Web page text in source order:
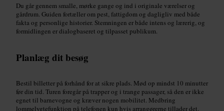
Du går gennem smalle, mørke gange og ind i originale værelser og
gårdrum. Guiden fortæller om pest, fattigdom og dagligliv med både
fakta og personlige historier. Stemningen er både intens og lærerig, og
formidlingen er dialogbaseret og tilpasset publikum.
Planlæg dit besøg
Bestil billetter på forhånd for at sikre plads. Mød op mindst 10 minutter
før din tid. Turen foregår på trapper og i trange passager, så den er ikke
egnet til barnevogne og kræver nogen mobilitet. Medbring
lommelygtefunktion på telefonen kun hvis arrangørerne tillader det.